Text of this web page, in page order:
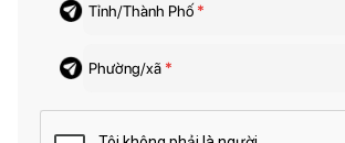
Tỉnh/Thành Phố *
Phường/xã *